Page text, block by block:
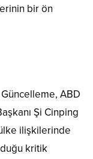
bir ön
ABD
Şi Cinping
ilişkilerinde
kritik